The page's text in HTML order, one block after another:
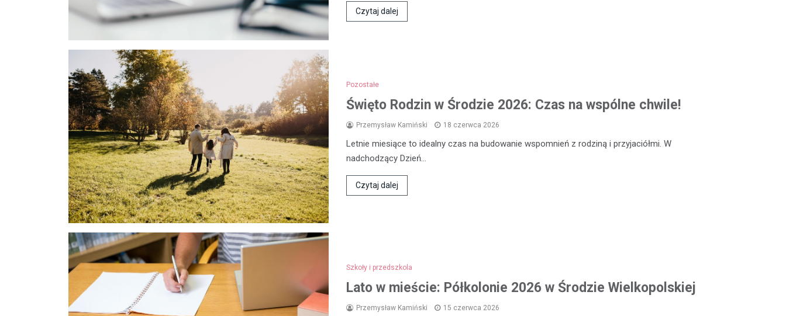
Czytaj dalej
Pozostałe
Święto Rodzin w Środzie 2026: Czas na wspólne chwile!
Przemysław Kamiński 18 czerwca 2026
Letnie miesiące to idealny czas na budowanie wspomnień z rodziną i przyjaciółmi. W
nadchodzący Dzień…
Czytaj dalej
Szkoły i przedszkola
Lato w mieście: Półkolonie 2026 w Środzie Wielkopolskiej
Przemysław Kamiński 15 czerwca 2026